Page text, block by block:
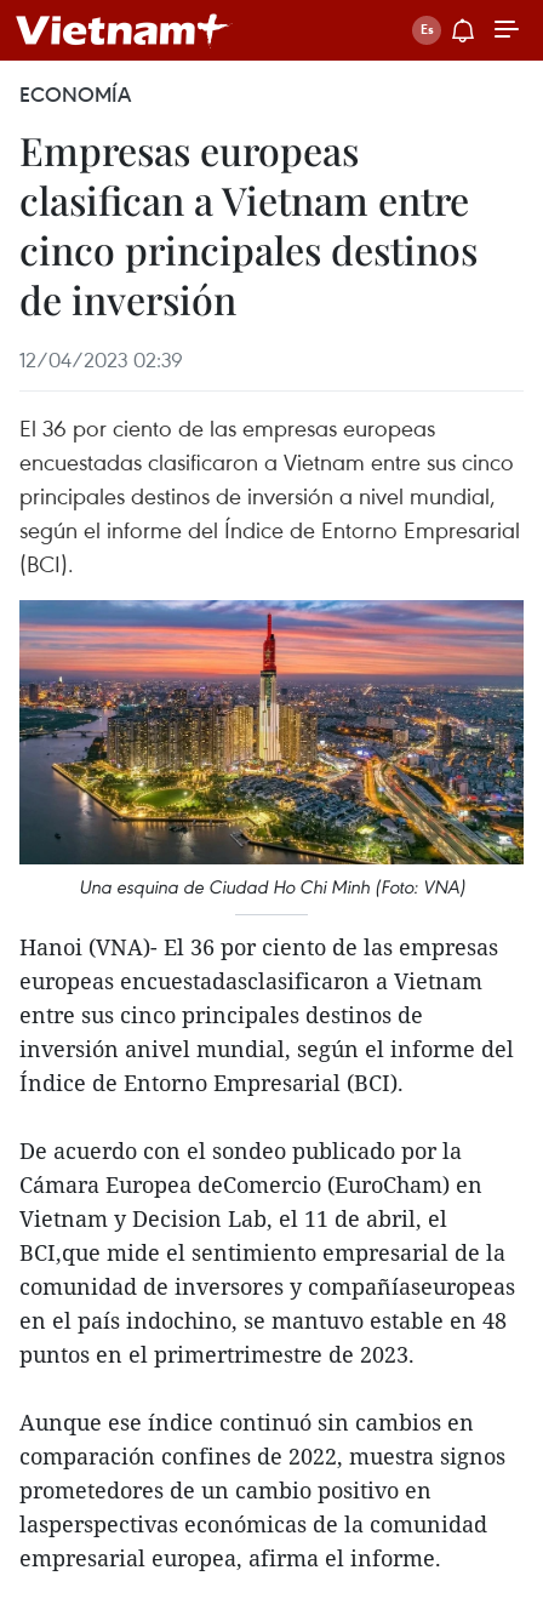
ECONOMÍA
Empresas europeas
clasifican a Vietnam entre
cinco principales destinos
de inversión
12/04/2023 02:39
El 36 por ciento de las empresas europeas
encuestadas clasificaron a Vietnam entre sus cinco
principales destinos de inversión a nivel mundial,
según el informe del Índice de Entorno Empresarial
(BCI).
Una esquina de Ciudad Ho Chi Minh (Foto: VNA)
Hanoi (VNA)- El 36 por ciento de las empresas
europeas encuestadasclasificaron a Vietnam
entre sus cinco principales destinos de
inversión anivel mundial, según el informe del
Índice de Entorno Empresarial (BCI).
De acuerdo con el sondeo publicado por la
Cámara Europea deComercio (EuroCham) en
Vietnam y Decision Lab, el 11 de abril, el
BCI,que mide el sentimiento empresarial de la
comunidad de inversores y compañíaseuropeas
en el país indochino, se mantuvo estable en 48
puntos en el primertrimestre de 2023.
Aunque ese índice continuó sin cambios en
comparación confines de 2022, muestra signos
prometedores de un cambio positivo en
lasperspectivas económicas de la comunidad
empresarial europea, afirma el informe.